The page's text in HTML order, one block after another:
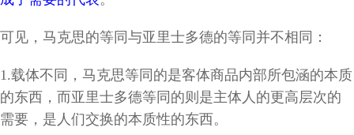
可见，马克思的等同与亚里士多德的等同并不相同：
1.载体不同，马克思等同的是客体商品内部所包涵的本质
的东西，而亚里士多德等同的则是主体人的更高层次的
需要，是人们交换的本质性的东西。